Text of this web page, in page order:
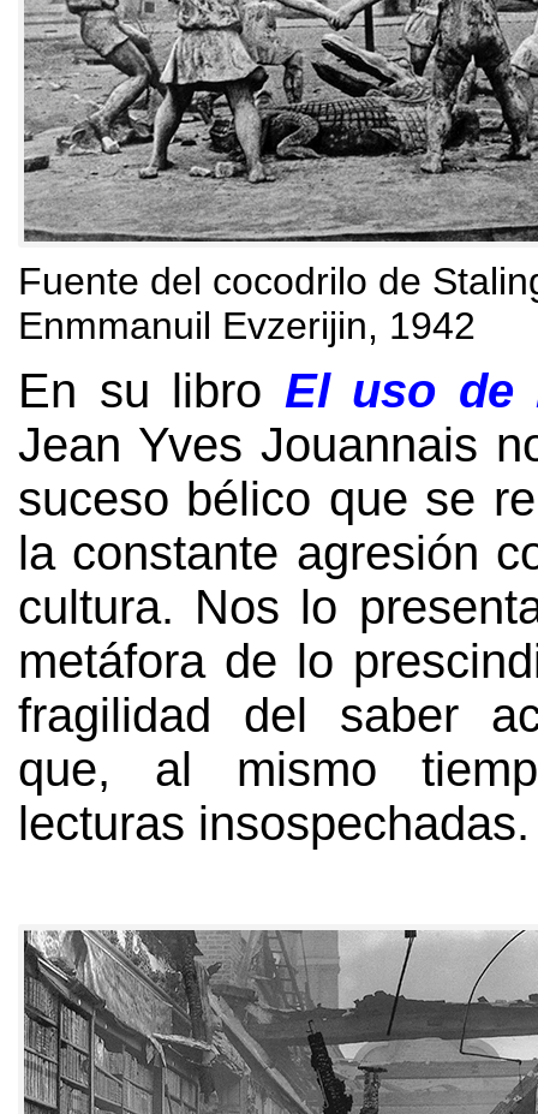
Fuente del cocodrilo de
Enmmanuil Evzerijin, 1942
En su libro El uso de
Jean Yves Jouannais
suceso bélico que se
la constante agresión
cultura. Nos lo
metáfora de lo
fragilidad del saber
que, al mismo
lecturas insospechadas.